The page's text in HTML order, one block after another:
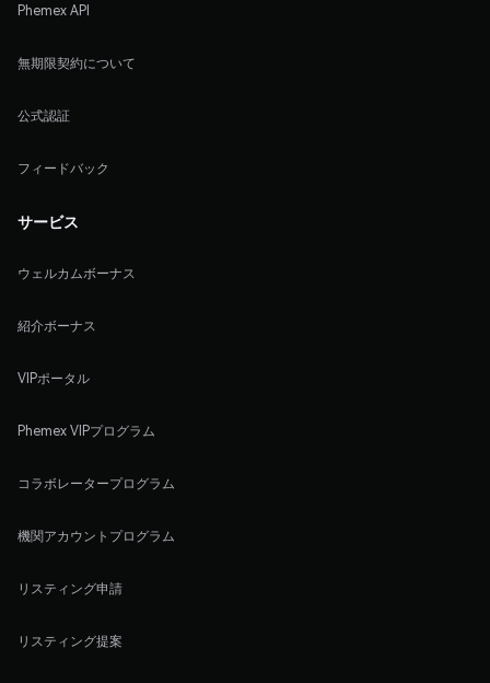
Phemex API
無期限契約について
公式認証
フィードバック
サービス
ウェルカムボーナス
紹介ボーナス
VIPポータル
Phemex VIPプログラム
コラボレータープログラム
機関アカウントプログラム
リスティング申請
リスティング提案